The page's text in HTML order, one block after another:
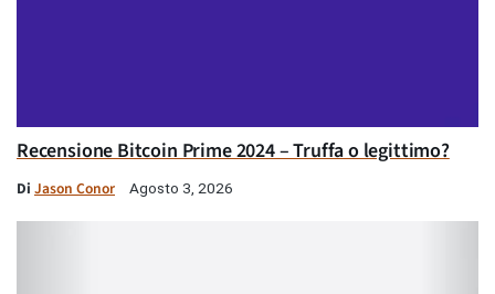
Recensione Bitcoin Prime 2024 – Truffa o legittimo?
Di Jason Conor Agosto 3, 2026